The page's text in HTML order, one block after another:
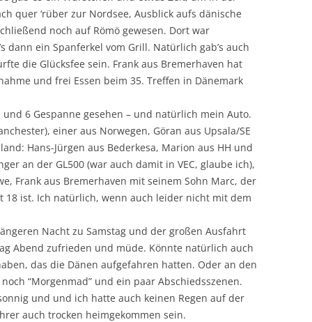
quer ‘rüber zur Nordsee, Ausblick aufs dänische
noch auf Römö gewesen. Dort war
dann ein Spanferkel vom Grill. Natürlich gab’s auch
die Glücksfee sein. Frank aus Bremerhaven hat
und frei Essen beim 35. Treffen in Dänemark
6 Gespanne gesehen – und natürlich mein Auto.
einer aus Norwegen, Göran aus Upsala/SE
Hans-Jürgen aus Bederkesa, Marion aus HH und
an der GL500 (war auch damit in VEC, glaube ich),
Frank aus Bremerhaven mit seinem Sohn Marc, der
18 ist. Ich natürlich, wenn auch leider nicht mit dem
Nacht zu Samstag und der großen Ausfahrt
Abend zufrieden und müde. Könnte natürlich auch
das die Dänen aufgefahren hatten. Oder an den
“Morgenmad” und ein paar Abschiedsszenen.
und und ich hatte auch keinen Regen auf der
auch trocken heimgekommen sein.